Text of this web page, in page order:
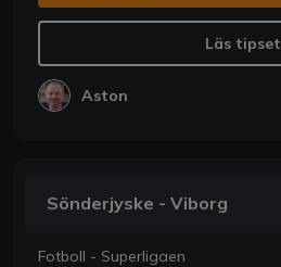
Läs tipset
Aston
Sönderjyske - Viborg
Fotboll - Superligaen